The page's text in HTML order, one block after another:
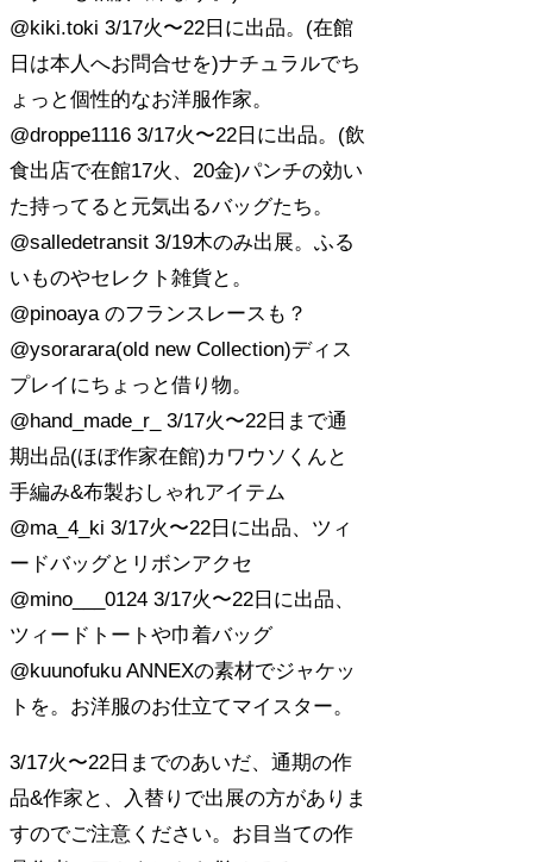
@kiki.toki 3/17火〜22日に出品。(在館
日は本人へお問合せを)ナチュラルでち
ょっと個性的なお洋服作家。
@droppe1116 3/17火〜22日に出品。(飲
食出店で在館17火、20金)パンチの効い
た持ってると元気出るバッグたち。
@salledetransit 3/19木のみ出展。ふる
いものやセレクト雑貨と。
@pinoaya のフランスレースも？
@ysorarara(old new Collection)ディス
プレイにちょっと借り物。
@hand_made_r_ 3/17火〜22日まで通
期出品(ほぼ作家在館)カワウソくんと
手編み&布製おしゃれアイテム
@ma_4_ki 3/17火〜22日に出品、ツィ
ードバッグとリボンアクセ
@mino___0124 3/17火〜22日に出品、
ツィードトートや巾着バッグ
@kuunofuku ANNEXの素材でジャケッ
トを。お洋服のお仕立てマイスター。
3/17火〜22日までのあいだ、通期の作
品&作家と、入替りで出展の方がありま
すのでご注意ください。お目当ての作